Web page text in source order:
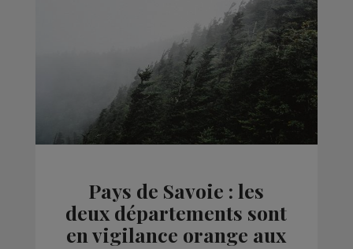
Pays de Savoie : les
deux départements sont
en vigilance orange aux